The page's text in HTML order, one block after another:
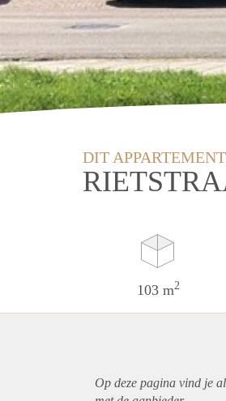
DIT
103 m2
Op deze pagina vind je